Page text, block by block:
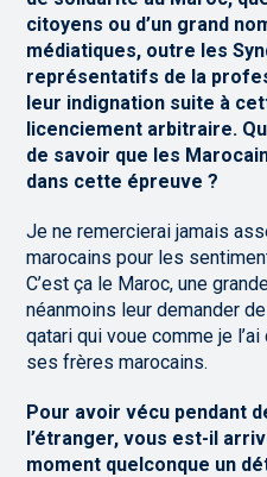
citoyens ou d’un grand
médiatiques, outre les
représentatifs de la
leur indignation suite à
licenciement arbitraire.
de savoir que les
dans cette épreuve ?
Je ne remercierai jamais
marocains pour les
C’est ça le Maroc, une
néanmoins leur demander
qatari qui voue comme je
ses frères marocains.
Pour avoir vécu pendant
l’étranger, vous est-il
moment quelconque un